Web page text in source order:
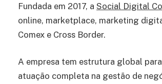
Fundada em 2017, a Social Digital
online, marketplace, marketing
Comex e Cross Border.
A empresa tem estrutura global
atuação completa na gestão de